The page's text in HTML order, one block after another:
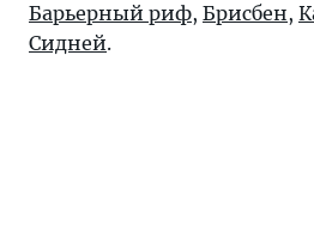
Барьерный риф, Брисбен,
Сидней.